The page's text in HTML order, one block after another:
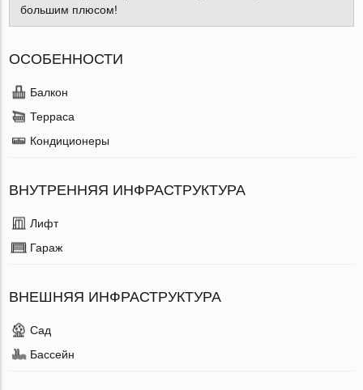
большим плюсом!
ОСОБЕННОСТИ
Балкон
Терраса
Кондиционеры
ВНУТРЕННЯЯ ИНФРАСТРУКТУРА
Лифт
Гараж
ВНЕШНЯЯ ИНФРАСТРУКТУРА
Сад
Бассейн